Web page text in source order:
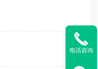
电话咨询